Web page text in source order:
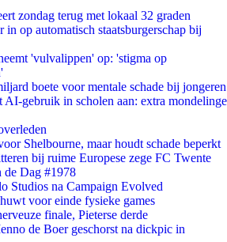
zondag terug met lokaal 32 graden
op automatisch staatsburgerschap bij
'vulvalippen' op: 'stigma op
boete voor mentale schade bij jongeren
AI-gebruik in scholen aan: extra mondelinge
Shelbourne, maar houdt schade beperkt
bij ruime Europese zege FC Twente
de Dag #1978
Studios na Campaign Evolved
voor einde fysieke games
finale, Pieterse derde
de Boer geschorst na dickpic in